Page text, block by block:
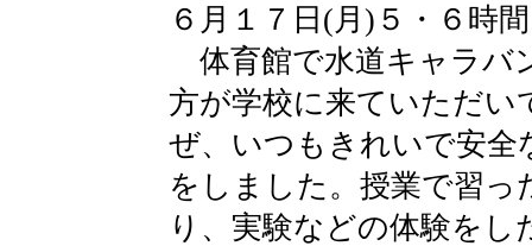
６月１７日(月)５・６時
体育館で水道キャラバ
方が学校に来ていただい
ぜ、いつもきれいで安全
をしました。授業で習
り、実験などの体験を